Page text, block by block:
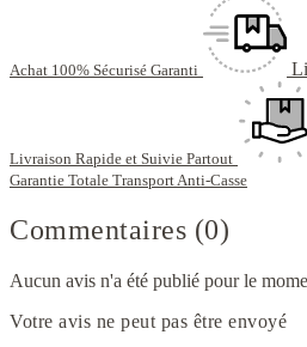
Achat 100% Sécurisé Garanti
Livraison Rapide et Suivie Partout
Garantie Totale Transport Anti-Casse
Commentaires (0)
Aucun avis n'a été publié pour le
Votre avis ne peut pas être envoyé